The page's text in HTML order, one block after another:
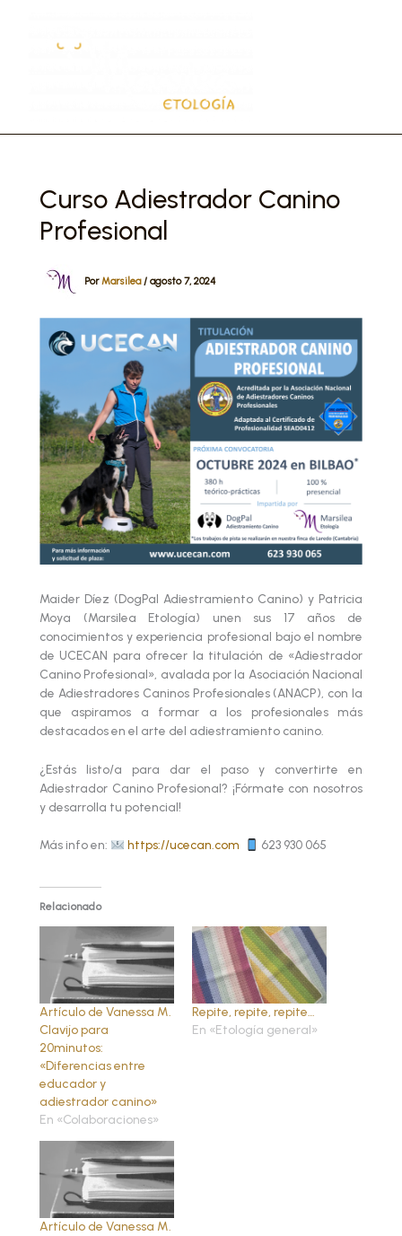
contenido
Curso Adiestrador Canino
Profesional
PorMarsilea/ agosto 7, 2024
Maider Díez (DogPal Adiestramiento Canino) y Patricia
Moya (Marsilea Etología) unen sus 17 años de
conocimientos y experiencia profesional bajo el nombre
de UCECAN para ofrecer la titulación de «Adiestrador
Canino Profesional», avalada por la Asociación Nacional
de Adiestradores Caninos Profesionales (ANACP), con la
que aspiramos a formar a los profesionales más
destacados en el arte del adiestramiento canino.
¿Estás listo/a para dar el paso y convertirte en
Adiestrador Canino Profesional? ¡Fórmate con nosotros
y desarrolla tu potencial!
Más info en: https://ucecan.com 623 930 065
Relacionado
Artículo de Vanessa M.
Clavijo para
20minutos:
«Diferencias entre
educador y
adiestrador canino»
En «Colaboraciones»
Repite, repite, repite…
En «Etología general»
Artículo de Vanessa M.